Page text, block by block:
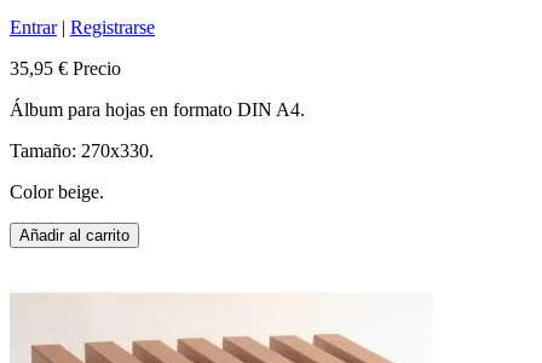
Entrar| Registrarse
35,95 € Precio
Álbum para hojas en formato DIN A4.
Tamaño: 270x330.
Color beige.
Añadir al carrito